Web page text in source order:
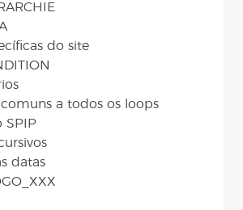
do site
a todos os loops
SPIP
datas